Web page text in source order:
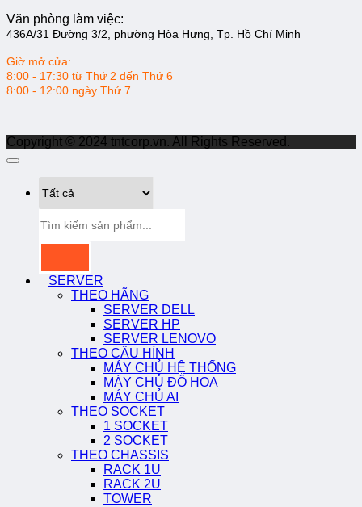
Văn phòng làm việc:
436A/31 Đường 3/2, phường Hòa Hưng, Tp. Hồ Chí Minh
Giờ mở cửa:
8:00 - 17:30 từ Thứ 2 đến Thứ 6
8:00 - 12:00 ngày Thứ 7
Copyright © 2024 tntcorp.vn. All Rights Reserved.
kiếm:
SERVER
THEO HÃNG
SERVER DELL
SERVER HP
SERVER LENOVO
THEO CẤU HÌNH
MÁY CHỦ HỆ THỐNG
MÁY CHỦ ĐỒ HỌA
MÁY CHỦ AI
THEO SOCKET
1 SOCKET
2 SOCKET
THEO CHASSIS
RACK 1U
RACK 2U
TOWER